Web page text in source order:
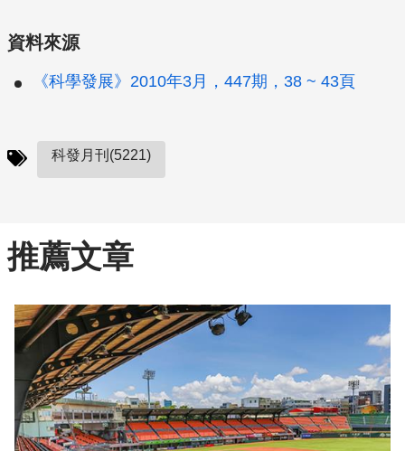
資料來源
《科學發展》2010年3月，447期，38 ~ 43頁
科發月刊(5221)
推薦文章